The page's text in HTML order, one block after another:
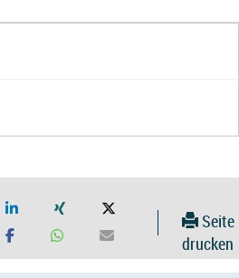
Seite
drucken